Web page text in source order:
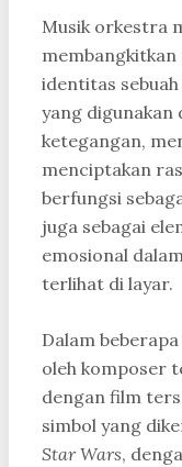
Musik orkestra
identitas
yang digunakan
ketegangan,
menciptakan
berfungsi
juga sebagai
emosional
terlihat di layar.
Dalam
oleh komposer
dengan film
simbol yang
Star Wars,